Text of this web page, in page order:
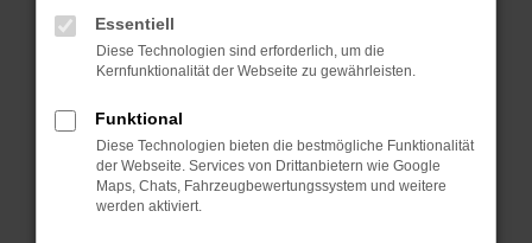
Manche Erweiterungen, wie Werbeblocker,
können das Laden bestimmter Seiten
verhindern. Funktioniert die Seite in einem
Fenster?
Starte dein Gerät neu.
Das kann manchmal helfen, vorübergehende
Probleme zu beheben.
Essentiell
Diese Technologien sind erforderlich, um die
Kernfunktionalität der Webseite zu gewährleisten.
Funktional
Diese Technologien bieten die bestmögliche Funktionalität
der Webseite. Services von Drittanbietern wie Google
Maps, Chats, Fahrzeugbewertungssystem und weitere
werden aktiviert.